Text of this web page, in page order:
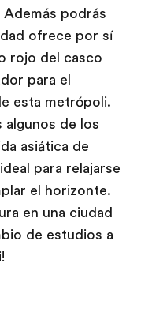
podrás
ofrece por sí
rojo del casco
para el
esta metrópoli.
algunos de los
asiática de
para relajarse
el horizonte.
en una ciudad
de estudios a